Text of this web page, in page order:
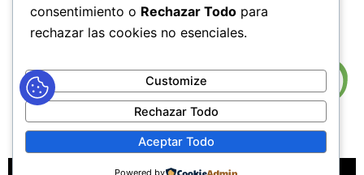
Viernes de 7:30 AM a 11:30 PM y de 2:00 PM a 4:00 PM
consentimiento o Rechazar Todo para
rechazar las cookies no esenciales.
Customize
Rechazar Todo
Aceptar Todo
Powered by